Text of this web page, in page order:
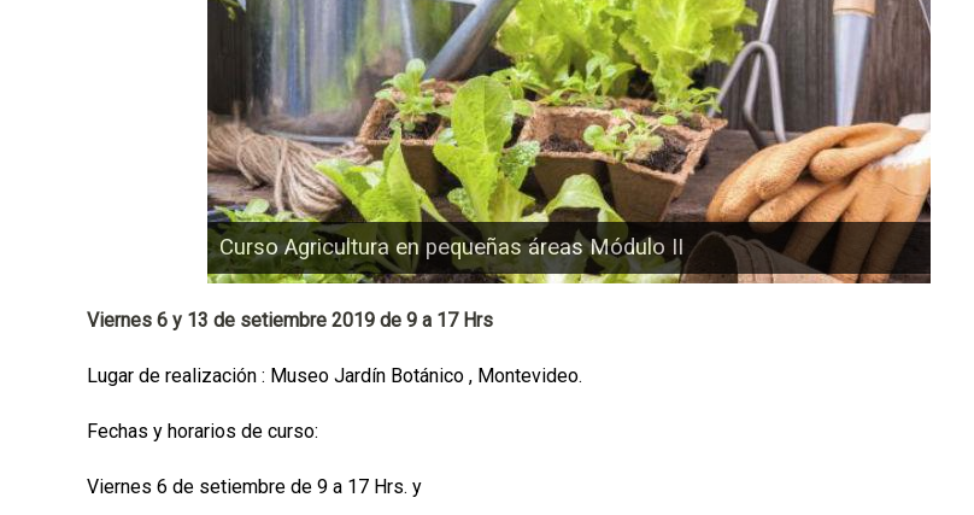
Curso Agricultura en pequeñas áreas Módulo II
Viernes 6 y 13 de setiembre 2019 de 9 a 17 Hrs
Lugar de realización : Museo Jardín Botánico , Montevideo.
Fechas y horarios de curso:
Viernes 6 de setiembre de 9 a 17 Hrs. y